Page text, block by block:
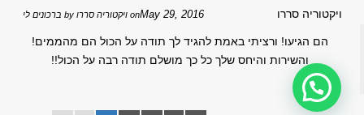
ויקטוריה סררו May 29, 2016
by ויקטוריה סררוon ברכונים לי
הם הגיעו! ורציתי באמת להגיד לך תודה על הכול הם מהממים!
והשירות והיחס שלך כל כך מושלם תודה רבה על הכול!!